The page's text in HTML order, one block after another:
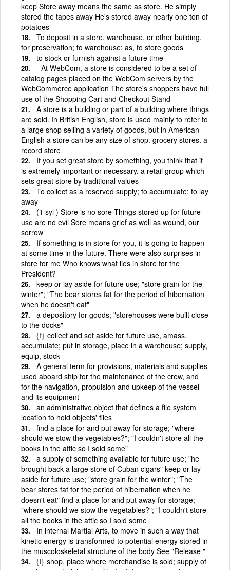
keep Store away means the same as store. He simply
stored the tapes away He's stored away nearly one ton of
potatoes
To deposit in a store, warehouse, or other building,
for preservation; to warehouse; as, to store goods
to stock or furnish against a future time
- At WebCom, a store is considered to be a set of
catalog pages placed on the WebCom servers by the
WebCommerce application The store's shoppers have full
use of the Shopping Cart and Checkout Stand
A store is a building or part of a building where things
are sold. In British English, store is used mainly to refer to
a large shop selling a variety of goods, but in American
English a store can be any size of shop. grocery stores. a
record store
If you set great store by something, you think that it
is extremely important or necessary. a retail group which
sets great store by traditional values
To collect as a reserved supply; to accumulate; to lay
away
(1 syl ) Store is no sore Things stored up for future
use are no evil Sore means grief as well as wound, our
sorrow
If something is in store for you, it is going to happen
at some time in the future. There were also surprises in
store for me Who knows what lies in store for the
President?
keep or lay aside for future use; "store grain for the
winter"; "The bear stores fat for the period of hibernation
when he doesn't eat"
a depository for goods; "storehouses were built close
to the docks"
{f} collect and set aside for future use, amass,
accumulate; put in storage, place in a warehouse; supply,
equip, stock
A general term for provisions, materials and supplies
used aboard ship for the maintenance of the crew, and
for the navigation, propulsion and upkeep of the vessel
and its equipment
an administrative object that defines a file system
location to hold objects' files
find a place for and put away for storage; "where
should we stow the vegetables?"; "I couldn't store all the
books in the attic so I sold some"
a supply of something available for future use; "he
brought back a large store of Cuban cigars" keep or lay
aside for future use; "store grain for the winter"; "The
bear stores fat for the period of hibernation when he
doesn't eat" find a place for and put away for storage;
"where should we stow the vegetables?"; "I couldn't store
all the books in the attic so I sold some
In internal Martial Arts, to move in such a way that
kinetic energy is transformed to potential energy stored in
the muscoloskeletal structure of the body See "Release "
{i} shop, place where merchandise is sold; supply of